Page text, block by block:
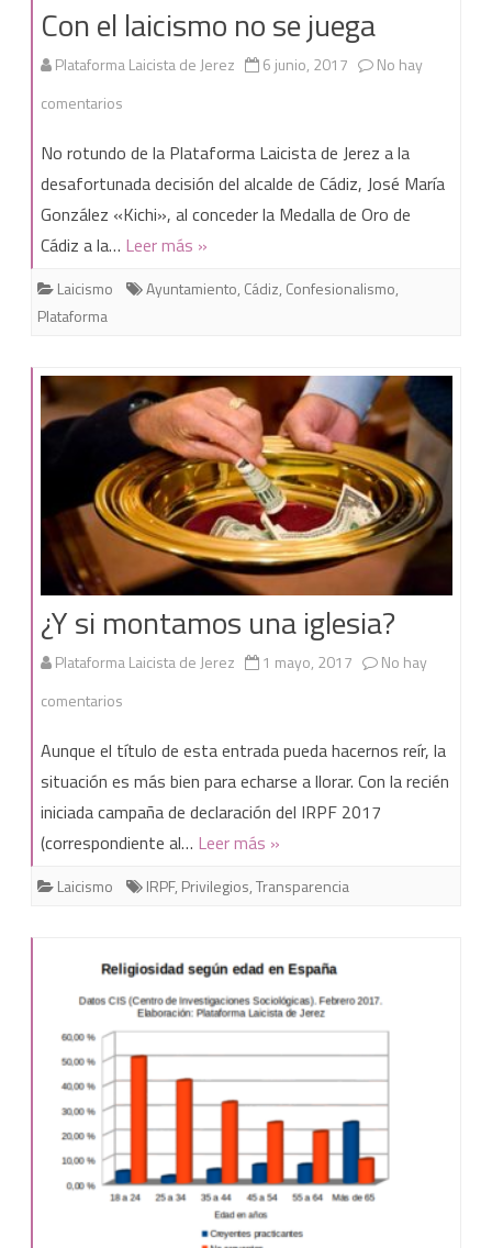
Con el laicismo no se juega
Plataforma Laicista de Jerez 6 junio, 2017
No hay
comentarios
el
laicismo
no
se
No rotundo de la Plataforma Laicista de Jerez a la
desafortunada decisión del alcalde de Cádiz, José María
González «Kichi», al conceder la Medalla de Oro de
Cádiz a la… Leer más »
Laicismo Ayuntamiento, Cádiz, Confesionalismo,
Plataforma
¿Y si montamos una iglesia?
Plataforma Laicista de Jerez 1 mayo, 2017
No hay
comentarios
¿Y
si
montamos
una
iglesia?
Aunque el título de esta entrada pueda hacernos reír, la
situación es más bien para echarse a llorar. Con la recién
iniciada campaña de declaración del IRPF 2017
(correspondiente al… Leer más »
Laicismo IRPF, Privilegios,Transparencia